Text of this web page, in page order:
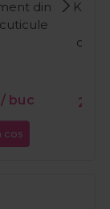
din
/ buc
cos